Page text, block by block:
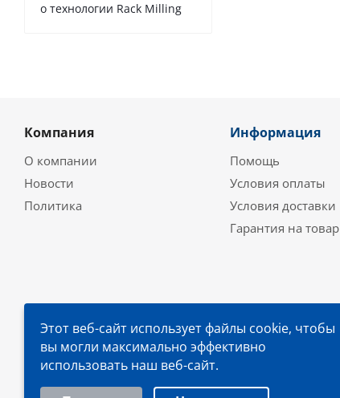
о технологии Rack Milling
Компания
О компании
Новости
Политика
Информация
Помощь
Условия оплаты
Условия доставки
Гарантия на товар
Этот веб-сайт использует файлы cookie, чтобы
вы могли максимально эффективно
использовать наш веб-сайт.
Выберите настройки cookie